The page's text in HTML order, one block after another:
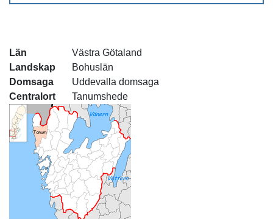
Län
Västra Götaland
Landskap
Bohuslän
Domsaga
Uddevalla domsaga
Centralort
Tanumshede